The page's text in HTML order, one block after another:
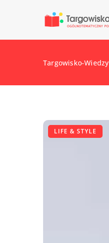
Targowisko-Wiedzy
LIFE & STYLE